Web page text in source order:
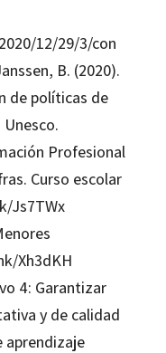
12/29/3/con
B. (2020).
de políticas de
Profesional
Curso escolar
Js7TWx
Xh3dKH
4: Garantizar
y de calidad
aprendizaje